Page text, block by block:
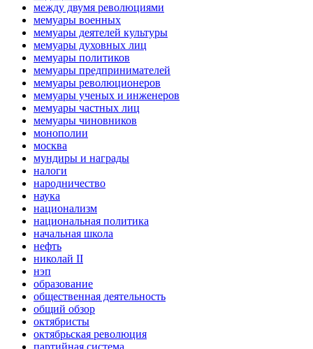
между двумя революциями
мемуары военных
мемуары деятелей культуры
мемуары духовных лиц
мемуары политиков
мемуары предпринимателей
мемуары революционеров
мемуары ученых и инженеров
мемуары частных лиц
мемуары чиновников
монополии
москва
мундиры и награды
налоги
народничество
наука
национализм
национальная политика
начальная школа
нефть
николай II
нэп
образование
общественная деятельность
общий обзор
октябристы
октябрьская революция